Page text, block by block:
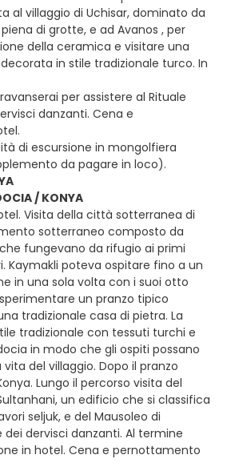
al villaggio di Uchisar, dominato da
di grotte, e ad Avanos , per
della ceramica e visitare una
in stile tradizionale turco. In
per assistere al Rituale
danzanti. Cena e
di escursione in mongolfiera
da pagare in loco).
/ KONYA
Visita della città sotterranea di
sotterraneo composto da
fungevano da rifugio ai primi
Kaymakli poteva ospitare fino a un
in una sola volta con i suoi otto
un pranzo tipico
tradizionale casa di pietra. La
tradizionale con tessuti turchi e
in modo che gli ospiti possano
del villaggio. Dopo il pranzo
Lungo il percorso visita del
un edificio che si classifica
seljuk, e del Mausoleo di
dervisci danzanti. Al termine
in hotel. Cena e pernottamento